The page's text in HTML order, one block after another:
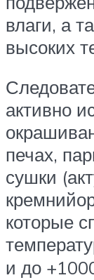
влаги, а
высоких
активно
печах,
сушки
которые
и до